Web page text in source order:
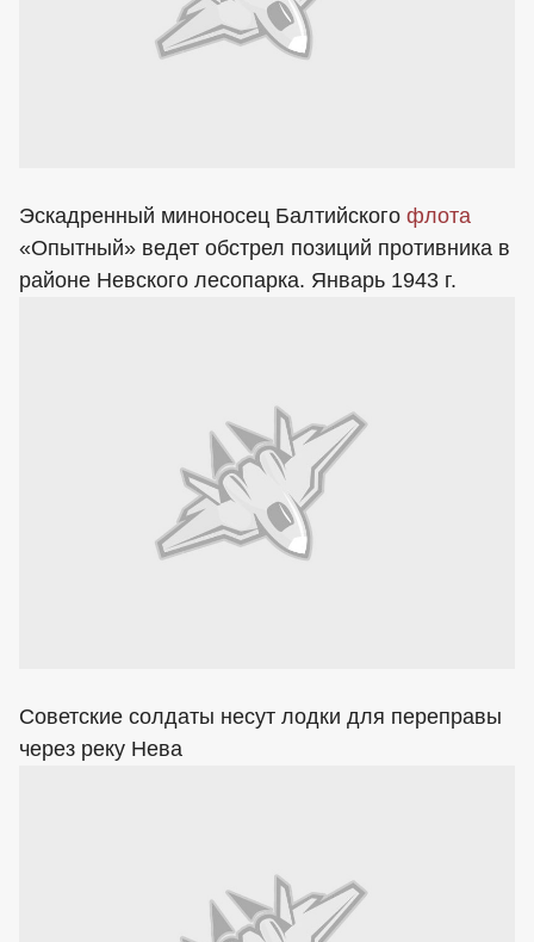
Эскадренный миноносец Балтийского флота
«Опытный» ведет обстрел позиций противника в
районе Невского лесопарка. Январь 1943 г.
Советские солдаты несут лодки для переправы
через реку Нева